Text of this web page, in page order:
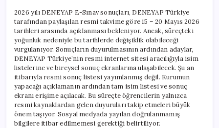
2026 yılı DENEYAP E-Sınav sonuçları, DENEYAP Türkiye
tarafından paylaşılan resmi takvime göre 15 – 20 Mayıs 2026
tarihleri arasında açıklanması bekleniyor. Ancak, süreçteki
yoğunluk nedeniyle bu tarihlerde değişiklik olabileceği
vurgulanıyor. Sonuçların duyurulmasının ardından adaylar,
DENEYAP Türkiye’nin resmi internet sitesi aracılığıyla isim
listelerine ve bireysel sonuç ekranlarına ulaşabilecek. Şu an
itibarıyla resmi sonuç listesi yayımlanmış değil. Kurumun
yapacağı açıklamanın ardından tam isim listesi ve sonuç
ekranı erişime açılacak. Bu süreçte öğrencilerin yalnızca
resmi kaynaklardan gelen duyuruları takip etmeleri büyük
önem taşıyor. Sosyal medyada yayılan doğrulanmamış
bilgilere itibar edilmemesi gerektiği belirtiliyor.